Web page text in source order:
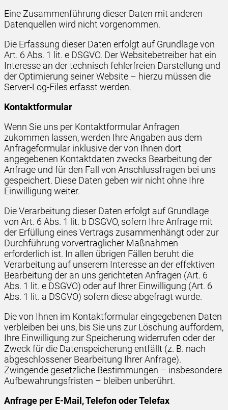
Eine Zusammenführung dieser Daten mit anderen
Datenquellen wird nicht vorgenommen.
Die Erfassung dieser Daten erfolgt auf Grundlage von
Art. 6 Abs. 1 lit. e DSGVO. Der Websitebetreiber hat ein
Interesse an der technisch fehlerfreien Darstellung und
der Optimierung seiner Website – hierzu müssen die
Server-Log-Files erfasst werden.
Kontaktformular
Wenn Sie uns per Kontaktformular Anfragen
zukommen lassen, werden Ihre Angaben aus dem
Anfrageformular inklusive der von Ihnen dort
angegebenen Kontaktdaten zwecks Bearbeitung der
Anfrage und für den Fall von Anschlussfragen bei uns
gespeichert. Diese Daten geben wir nicht ohne Ihre
Einwilligung weiter.
Die Verarbeitung dieser Daten erfolgt auf Grundlage
von Art. 6 Abs. 1 lit. b DSGVO, sofern Ihre Anfrage mit
der Erfüllung eines Vertrags zusammenhängt oder zur
Durchführung vorvertraglicher Maßnahmen
erforderlich ist. In allen übrigen Fällen beruht die
Verarbeitung auf unserem Interesse an der effektiven
Bearbeitung der an uns gerichteten Anfragen (Art. 6
Abs. 1 lit. e DSGVO) oder auf Ihrer Einwilligung (Art. 6
Abs. 1 lit. a DSGVO) sofern diese abgefragt wurde.
Die von Ihnen im Kontaktformular eingegebenen Daten
verbleiben bei uns, bis Sie uns zur Löschung auffordern,
Ihre Einwilligung zur Speicherung widerrufen oder der
Zweck für die Datenspeicherung entfällt (z. B. nach
abgeschlossener Bearbeitung Ihrer Anfrage).
Zwingende gesetzliche Bestimmungen – insbesondere
Aufbewahrungsfristen – bleiben unberührt.
Anfrage per E-Mail, Telefon oder Telefax